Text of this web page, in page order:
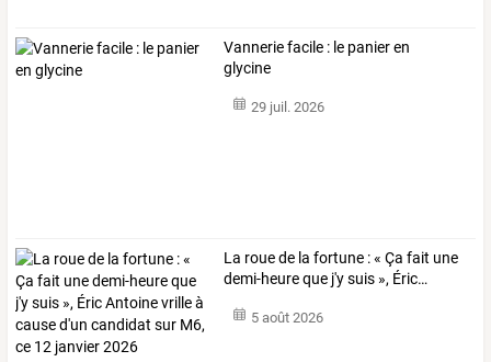
Vannerie facile : le panier en
glycine
29 juil. 2026
La rouede la fortune :« Ça fait une
demi-heureque j'ysuis », Éric…
5 août 2026